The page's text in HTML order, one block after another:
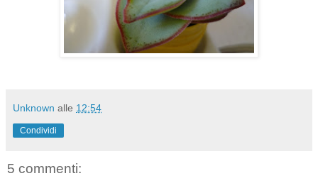
Unknown alle 12:54
Condividi
5 commenti: